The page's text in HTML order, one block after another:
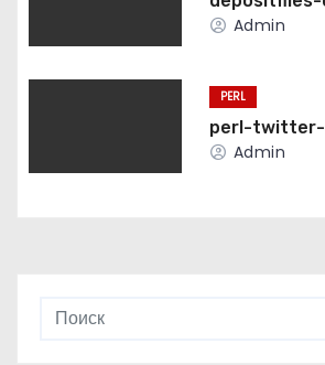
я
п
з
Admin
PERL
perl-
Admin